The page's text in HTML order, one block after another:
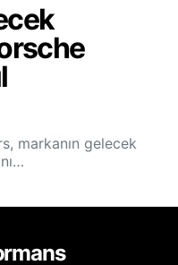
markanın gelecek